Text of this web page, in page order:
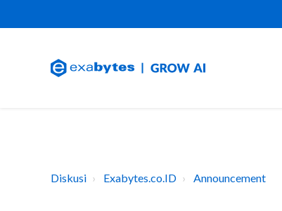
Diskusi Exabytes.co.ID Announcement